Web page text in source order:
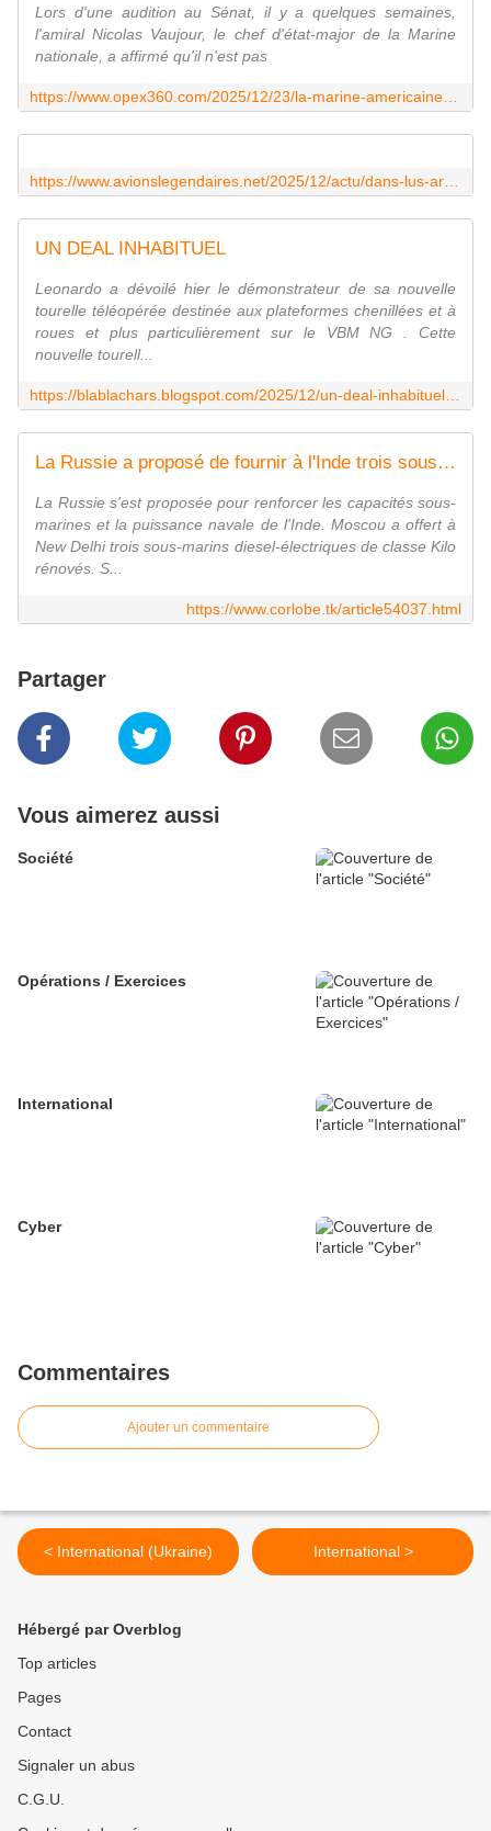
Lors d'une audition au Sénat, il y a quelques semaines,
l'amiral Nicolas Vaujour, le chef d'état-major de la Marine
nationale, a affirmé qu'il n'est pas
UN DEAL INHABITUEL
Leonardo a dévoilé hier le démonstrateur de sa nouvelle
tourelle téléopérée destinée aux plateformes chenillées et à
roues et plus particulièrement sur le VBM NG . Cette
nouvelle tourell...
La Russie a proposé de fournir à l'Inde trois sous-marins de classe Kilo entièrement rénovés
La Russie s'est proposée pour renforcer les capacités sous-
marines et la puissance navale de l'Inde. Moscou a offert à
New Delhi trois sous-marins diesel-électriques de classe Kilo
rénovés. S...
https://www.corlobe.tk/article54037.html
Partager
Vous aimerez aussi
Société
Opérations / Exercices
International
Cyber
Commentaires
Ajouter un commentaire
< International (Ukraine) International >
Hébergé par Overblog
Top articles
Pages
Contact
Signaler un abus
C.G.U.